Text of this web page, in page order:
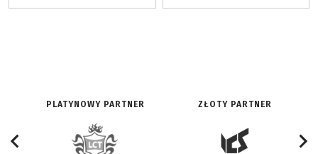
PLATYNOWY PARTNER ZŁOTY PARTNER